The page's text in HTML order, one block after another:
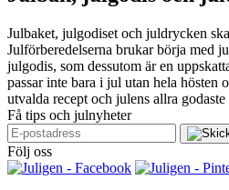
Julbaket, julgodiset och juldrycken
Julförberedelserna brukar börja med
julgodis, som dessutom är en
passar inte bara i jul utan hela hösten
utvalda recept och julens allra godaste
Få tips och julnyheter
Följ oss